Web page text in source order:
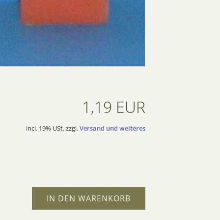
1,19 EUR
incl. 19% USt. zzgl.Versand und weiteres
IN DEN WARENKORB